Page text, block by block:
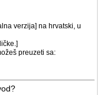
verzija] na hrvatski, u
preuzeti sa: